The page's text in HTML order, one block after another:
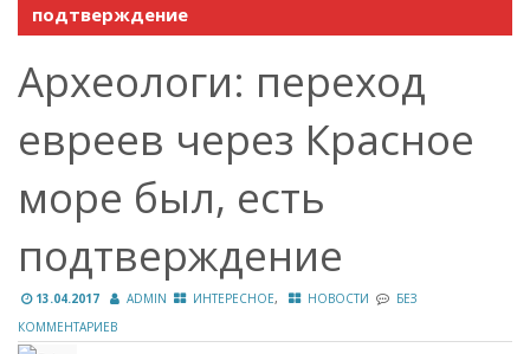
подтверждение
Археологи: переход
евреев через Красное
море был, есть
подтверждение
13.04.2017 ADMIN ИНТЕРЕСНОЕ, НОВОСТИ
БЕЗ
КОММЕНТАРИЕВ